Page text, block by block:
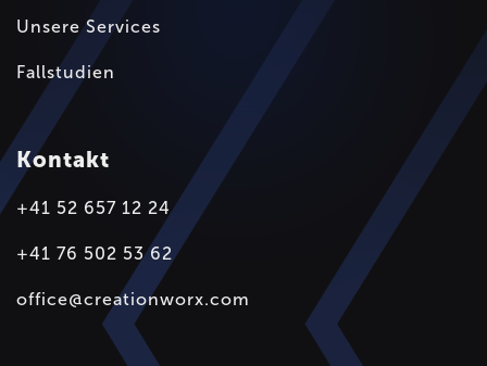
Unsere Services
Fallstudien
Kontakt
+41 52 657 12 24
+41 76 502 53 62
office@creationworx.com